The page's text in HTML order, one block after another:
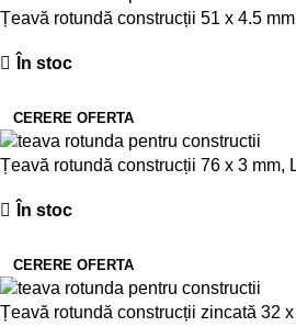
Țeavă rotundă construcții 51 x 4.5
În stoc
CERERE OFERTA
Țeavă rotundă construcții 76 x 3 mm,
În stoc
CERERE OFERTA
Țeavă rotundă construcții zincată 32